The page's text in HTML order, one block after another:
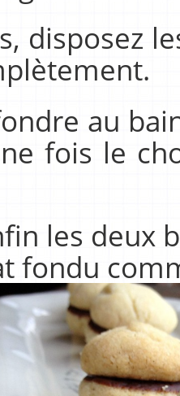
disposez
au
fois le
les deux
fondu